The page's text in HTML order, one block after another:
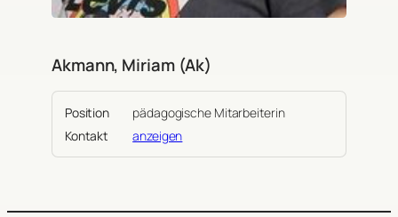
Akmann, Miriam (Ak)
Position
pädagogische Mitarbeiterin
Kontakt
anzeigen